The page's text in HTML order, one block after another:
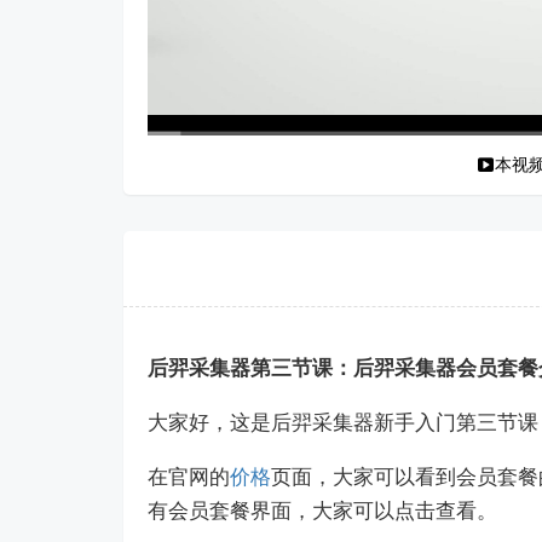
本视
后羿采集器第三节课：后羿采集器会员套
大家好，这是后羿采集器新手入门第三节
在官网的价格页面，大家可以看到会员套
有会员套餐界面，大家可以点击查看。